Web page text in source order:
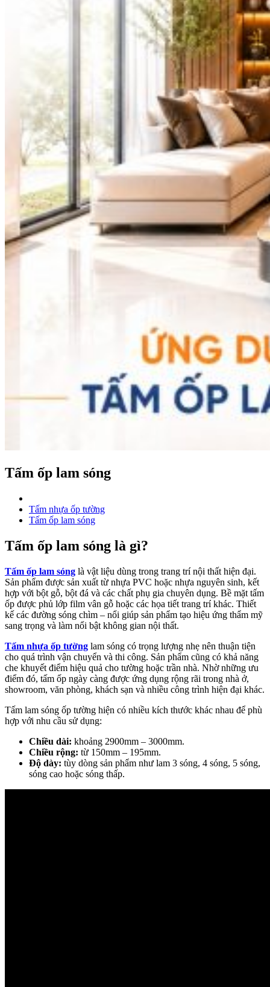
Tấm ốp lam sóng
Tấm nhựa ốp tường
Tấm ốp lam sóng
Tấm ốp lam sóng là gì?
Tấm ốp lam sóng là vật liệu dùng trong trang trí nội thất hiện đại.
Sản phẩm được sản xuất từ nhựa PVC hoặc nhựa nguyên sinh, kết
hợp với bột gỗ, bột đá và các chất phụ gia chuyên dụng. Bề mặt tấm
ốp được phủ lớp film vân gỗ hoặc các họa tiết trang trí khác. Thiết
kế các đường sóng chìm – nổi giúp sản phẩm tạo hiệu ứng thẩm mỹ
sang trọng và làm nổi bật không gian nội thất.
Tấm nhựa ốp tường lam sóng có trọng lượng nhẹ nên thuận tiện
cho quá trình vận chuyển và thi công. Sản phẩm cũng có khả năng
che khuyết điểm hiệu quả cho tường hoặc trần nhà. Nhờ những ưu
điểm đó, tấm ốp ngày càng được ứng dụng rộng rãi trong nhà ở,
showroom, văn phòng, khách sạn và nhiều công trình hiện đại khác.
Tấm lam sóng ốp tường hiện có nhiều kích thước khác nhau để phù
hợp với nhu cầu sử dụng:
Chiều dài: khoảng 2900mm – 3000mm.
Chiều rộng: từ 150mm – 195mm.
Độ dày: tùy dòng sản phẩm như lam 3 sóng, 4 sóng, 5 sóng,
sóng cao hoặc sóng thấp.